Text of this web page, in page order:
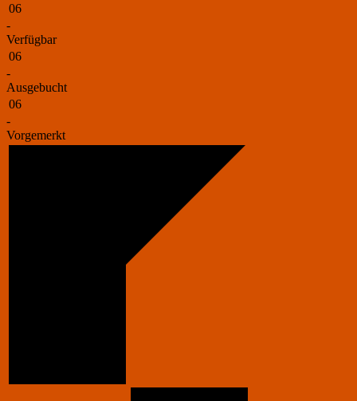
06
-
Verfügbar
06
-
Ausgebucht
06
-
Vorgemerkt